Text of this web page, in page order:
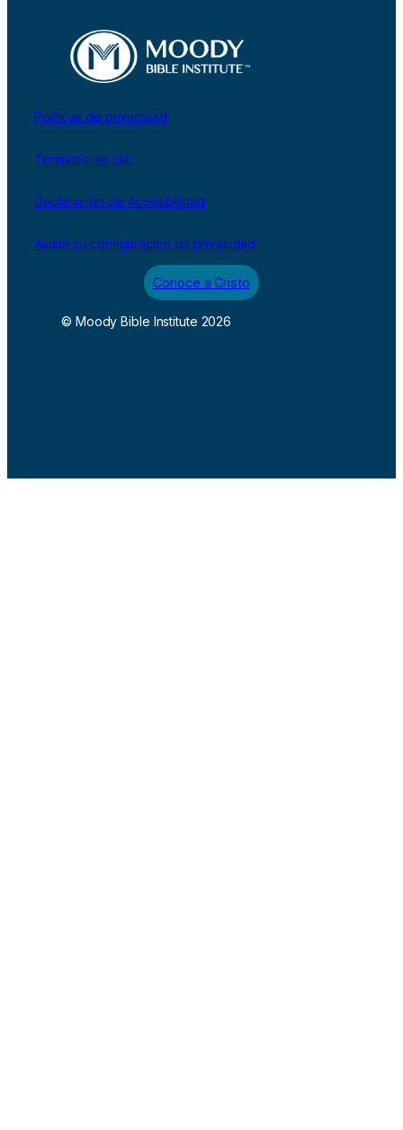
Políticas de privacidad
Términos de uso
Declaración de Accesibilidad
Ajuste su configuración de privacidad
Conoce a Cristo
© Moody Bible Institute 2026